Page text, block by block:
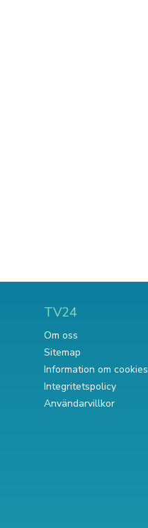
TV24
Om oss
Sitemap
Information om cookies
Integritetspolicy
Användarvillkor